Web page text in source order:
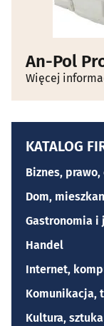
An-Pol
Więcej
KATALOG
Biznes,
Dom,
Gastronomia i
Handel
Internet,
Komunikacja,
Kultura, sztuka